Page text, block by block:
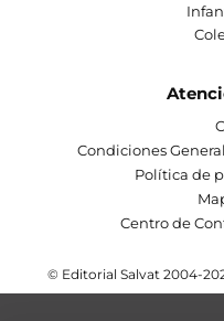
Condiciones
Política de
Centro de
© Editorial Salvat 2004-